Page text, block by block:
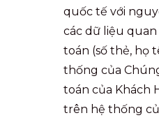
quốc tế với
các dữ liệu
toán (số thẻ, họ
thống của
toán của Khách
trên hệ thống